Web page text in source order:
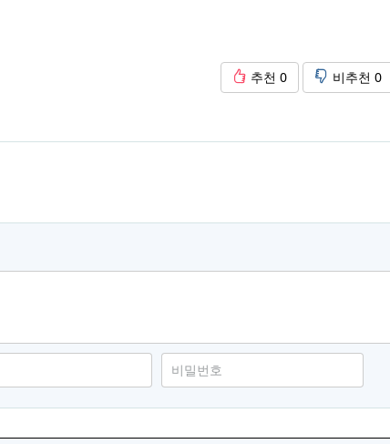
추천 0 비추천 0